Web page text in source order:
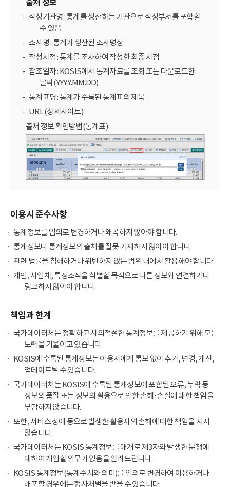
작성기관명 : 통계를 생산하는 기관으로 작성부서를 포함할
수 있음
조사명 : 통계가 생산된 조사명칭
작성시점 : 통계를 조사하여 작성한 최종 시점
참조일자 : KOSIS에서 통계자료를 조회 또는 다운로드한
날짜(YYYY.MM.DD)
통계표명 : 통계가 수록된 통계표의 제목
URL (상세사이트)
출처 정보 확인방법(통계표)
이용시 준수사항
통계정보를 임의로 변경하거나 왜곡하지 않아야 합니다.
통계정보나 통계정보의 출처를 잘못 기재하지 않아야 합니다.
관련 법률을 침해하거나 위반하지 않는 범위 내에서 활용해야 합니다.
개인, 사업체, 특정조직을 식별할 목적으로 다른 정보와 연결하거나
링크하지 않아야 합니다.
책임과 한계
국가데이터처는 정확하고 시의적절한 통계정보를 제공하기 위해 모든
노력을 기울이고 있습니다.
KOSIS에 수록된 통계정보는 이용자에게 통보 없이 추가, 변경, 개선,
업데이트될 수 있습니다.
국가데이터처는 KOSIS에 수록된 통계정보에 포함된 오류, 누락 등
정보의 품질 또는 정보의 활용으로 인한 손해·손실에 대한 책임을
부담하지 않습니다.
또한, 서비스 장애 등으로 발생한 활용자의 손해에 대한 책임을 지지
않습니다.
국가데이터처는 KOSIS 통계정보를 매개로 제3자와 발생한 분쟁에
대하여 개입할 의무가 없음을 알려드립니다.
KOSIS 통계정보(통계수치와 의미)를 임의로 변경하여 이용하거나
배포할 경우에는 형사처벌을 받을 수 있습니다.